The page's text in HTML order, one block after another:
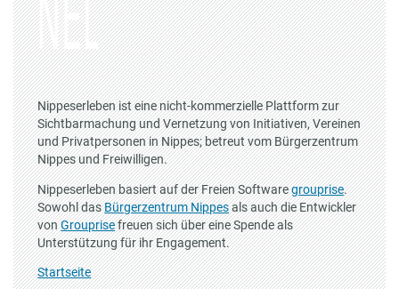
Nippeserleben ist eine nicht-kommerzielle Plattform zur
Sichtbarmachung und Vernetzung von Initiativen, Vereinen
und Privatpersonen in Nippes; betreut vom Bürgerzentrum
Nippes und Freiwilligen.
Nippeserleben basiert auf der Freien Softwaregrouprise.
Sowohl dasBürgerzentrum Nippesals auch die Entwickler
vonGrouprisefreuen sich über eine Spende als
Unterstützung für ihr Engagement.
Startseite